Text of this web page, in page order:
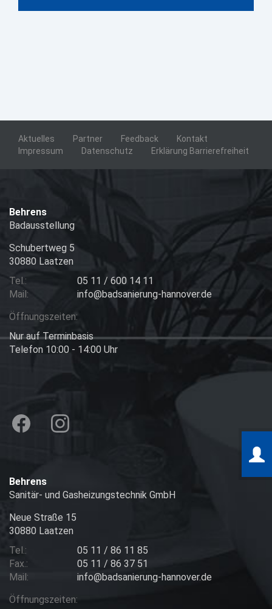
Aktuelles Partner Feedback
Kontakt
Impressum
Datenschutz Erklärung Barrierefreiheit
Behrens
Badausstellung
Schubertweg 5
30880 Laatzen
Tel.:
Mail:
05 11 / 600 14 11
info@badsanierung-hannover.de
Öffnungszeiten:
Nur auf Terminbasis
Telefon 10:00 - 14:00 Uhr
Behrens
Sanitär- und Gasheizungstechnik GmbH
Neue Straße 15
30880 Laatzen
Tel.:
Fax.:
Mail:
05 11 / 86 11 85
05 11 / 86 37 51
info@badsanierung-hannover.de
Öffnungszeiten: